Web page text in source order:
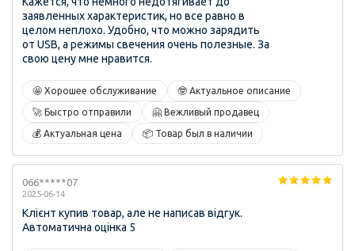
заявленных характеристик, но все равно в
целом неплохо. Удобно, что можно зарядить
от USB, а режимы свечения очень полезные. За
свою цену мне нравится.
🤩 Хорошее обслуживание 🤓 Актуальное описание
🚀 Быстро отправили 🤗 Вежливый продавец
💰 Актуальная цена 📦 Товар был в наличии
066*****07
2025-06-14
Клієнт купив товар, але не написав відгук.
Автоматична оцінка 5